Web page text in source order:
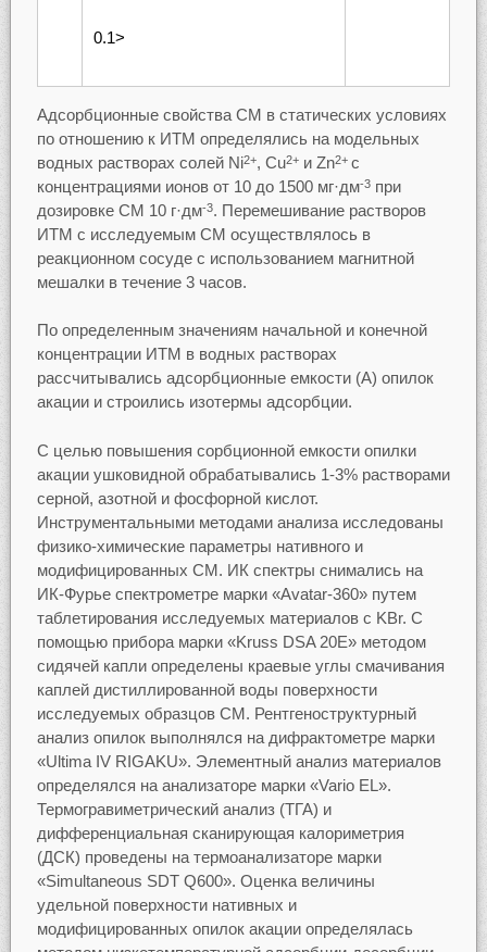
0.1>
Адсорбционные свойства СМ в статических условиях
по отношению к ИТМ определялись на модельных
водных растворах солей Ni2+, Cu2+и Zn2+ с
концентрациями ионов от 10 до 1500 мг·дм-3при
дозировке СМ 10 г·дм-3. Перемешивание растворов
ИТМ с исследуемым СМ осуществлялось в
реакционном сосуде с использованием магнитной
мешалки в течение 3 часов.
По определенным значениям начальной и конечной
концентрации ИТМ в водных растворах
рассчитывались адсорбционные емкости (А) опилок
акации и строились изотермы адсорбции.
С целью повышения сорбционной емкости опилки
акации ушковидной обрабатывались 1-3% растворами
серной, азотной и фосфорной кислот.
Инструментальными методами анализа исследованы
физико-химические параметры нативного и
модифицированных СМ. ИК спектры снимались на
ИК-Фурье спектрометре марки «Avatar-360» путем
таблетирования исследуемых материалов с KBr. С
помощью прибора марки «Kruss DSA 20E» методом
сидячей капли определены краевые углы смачивания
каплей дистиллированной воды поверхности
исследуемых образцов СМ. Рентгеноструктурный
анализ опилок выполнялся на дифрактометре марки
«Ultima IV RIGAKU». Элементный анализ материалов
определялся на анализаторе марки «Vario EL».
Термогравиметрический анализ (ТГА) и
дифференциальная сканирующая калориметрия
(ДСК) проведены на термоанализаторе марки
«Simultaneous SDT Q600». Оценка величины
удельной поверхности нативных и
модифицированных опилок акации определялась